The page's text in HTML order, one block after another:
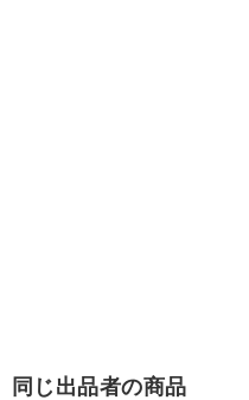
同じ出品者の商品